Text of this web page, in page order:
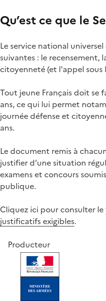
Qu’est ce que le
Le service national
suivantes : le recensement,
citoyenneté (et l'appel sous
Tout jeune Français doit se
ans, ce qui lui permet
journée défense et
ans.
Le document remis à
justifier d’une situation
examens et concours
publique.
Cliquez ici pour consulter le
justificatifs exigibles.
Producteur